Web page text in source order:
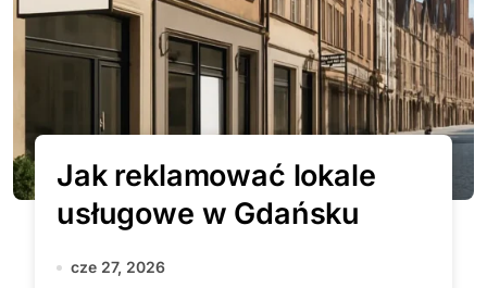
Jak reklamować lokale
usługowe w Gdańsku
cze 27, 2026